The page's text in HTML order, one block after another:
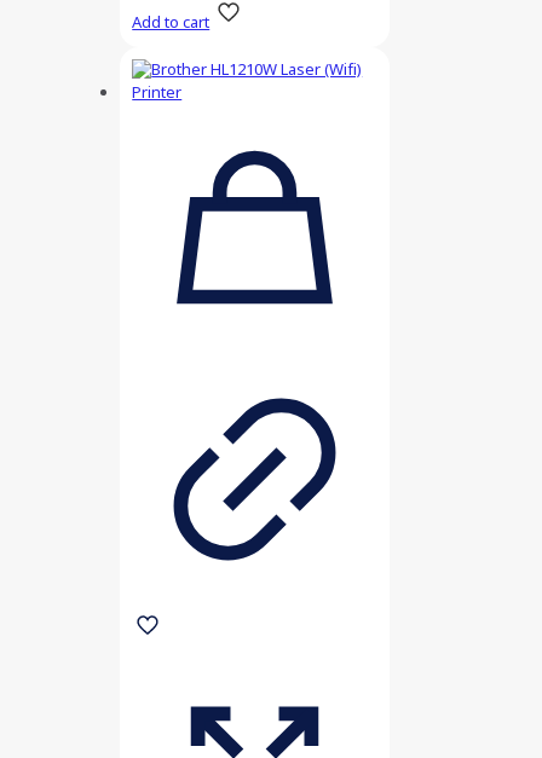
Add to cart